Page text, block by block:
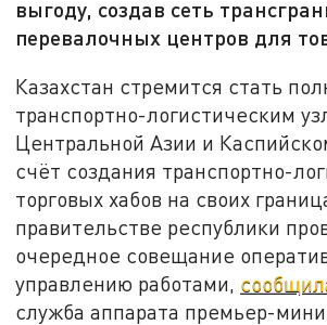
выгоду, создав сеть
перевалочных центров для
Казахстан стремится стать
транспортно-логистическим
Центральной Азии и
счёт создания транспортно-
торговых хабов на своих
правительстве республики
очередное совещание
управлению работами,
служба аппарата премьер-